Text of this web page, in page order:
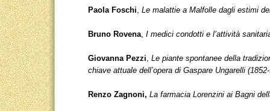
Paola Foschi, Le malattie a Malfolle dagli estimi
Bruno Rovena, I medici condotti e l’attività
Giovanna Pezzi, Le piante spontanee della
chiave attuale dell’opera di Gaspare Ungarelli
Renzo Zagnoni, La farmacia Lorenzini ai Bagni